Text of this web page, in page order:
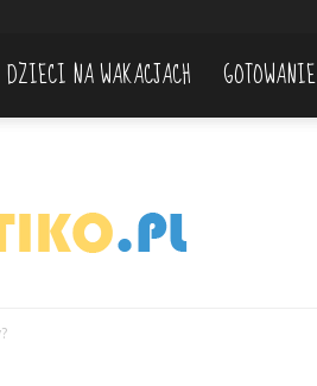
DZIECI NA WAKACJACH GOTOWANIE